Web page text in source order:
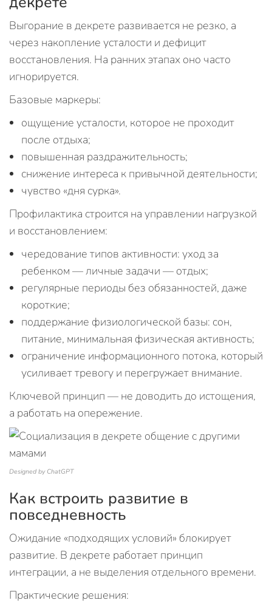
Выгорание в декрете развивается не резко, а
через накопление усталости и дефицит
восстановления. На ранних этапах оно часто
игнорируется.
Базовые маркеры:
ощущение усталости, которое не проходит
после отдыха;
повышенная раздражительность;
снижение интереса к привычной деятельности;
чувство «дня сурка».
Профилактика строится на управлении нагрузкой
и восстановлением:
чередование типов активности: уход за
ребенком — личные задачи — отдых;
регулярные периоды без обязанностей, даже
короткие;
поддержание физиологической базы: сон,
питание, минимальная физическая активность;
ограничение информационного потока, который
усиливает тревогу и перегружает внимание.
Ключевой принцип — не доводить до истощения,
а работать на опережение.
Designed by ChatGPT
Как встроить развитие в
повседневность
Ожидание «подходящих условий» блокирует
развитие. В декрете работает принцип
интеграции, а не выделения отдельного времени.
Практические решения: